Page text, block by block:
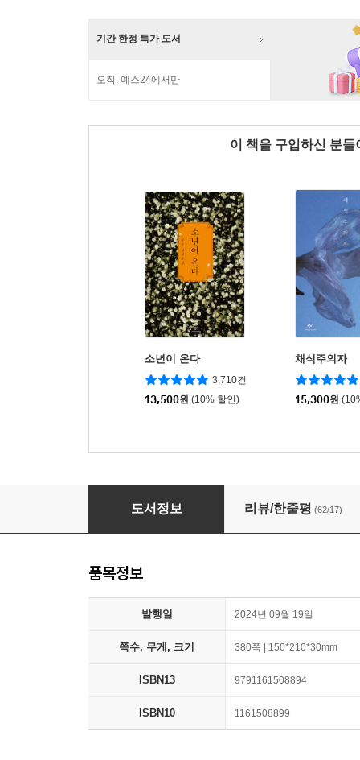
기간 한정 특가 도서
오직, 예스24에서만
이 책을 구입하신 분
소년이 온다
3,710건
13,500원 (10% 할인)
채식주의자
15,300원
유럽 아트 투어
도서정보 리뷰/한줄평 (62/17)
품목정보
발행일 2024년 09월 19일
쪽수, 무게, 크기 380쪽 | 150*210*30mm
ISBN13 9791161508894
ISBN10 1161508899